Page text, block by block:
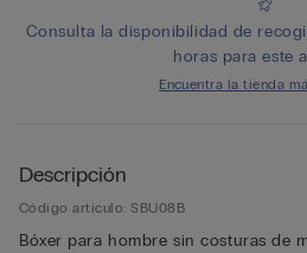
Consulta la disponibilidad de
horas para este
Encuentra la tienda
Descripción
Código artículo: SBU08B
Bóxer para hombre sin costuras de